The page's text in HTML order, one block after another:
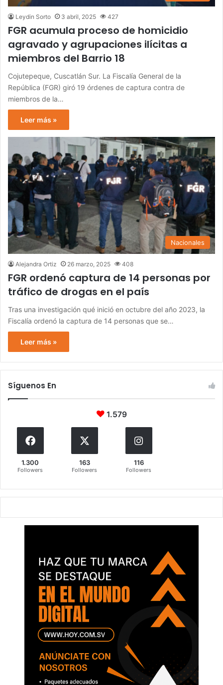
Leydin Sorto 3 abril, 2025 427
FGR acumula proceso de homicidio
agravado y agrupaciones ilícitas a
miembros del Barrio 18
Cojutepeque, Cuscatlán Sur. La Fiscalía General de la
República (FGR) giró 19 órdenes de captura contra de
miembros de la…
Leer más »
Nacionales
Alejandra Ortiz 26 marzo, 2025 408
FGR ordenó captura de 14 personas por
tráfico de drogas en el país
Tras una investigación qué inició en octubre del año 2023, la
Fiscalía ordenó la captura de 14 personas que se…
Leer más »
Síguenos En
1.579
1.300
Followers
163
Followers
116
Followers